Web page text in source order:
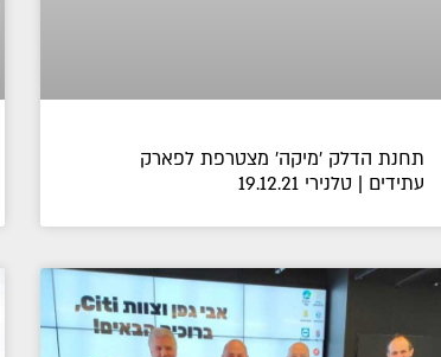
תחנת הדלק 'מיקה' מצטרפת לפארק
עתידים | טלנירי 19.12.21